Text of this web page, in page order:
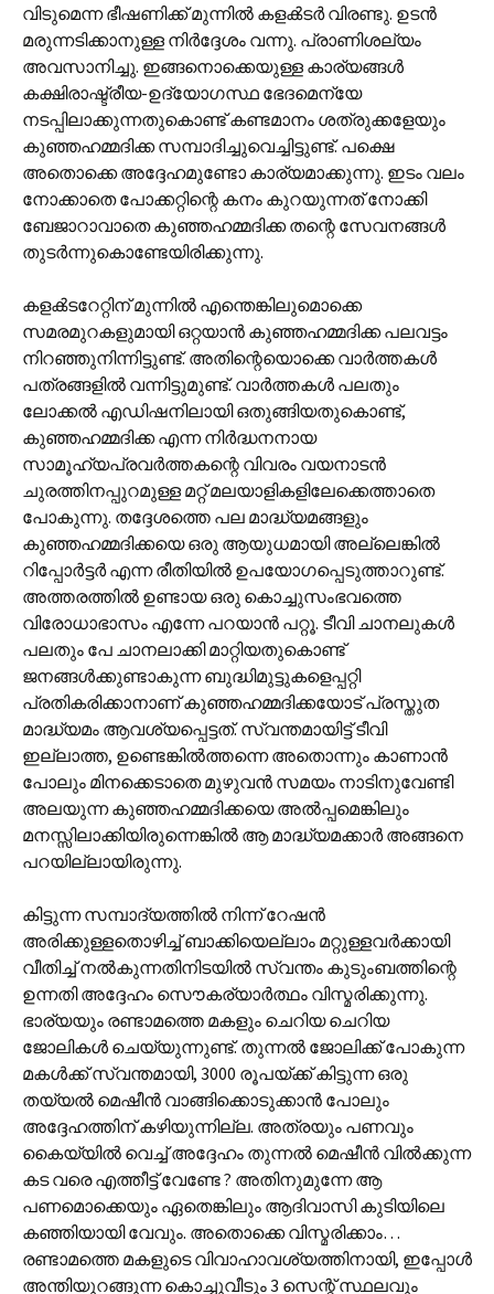
വിടുമെന്ന ഭീഷണിക്ക് മുന്നില്‍ കളക്‍ടര്‍ വിരണ്ടു. ഉടന്‍
മരുന്നടിക്കാനുള്ള നിര്‍ദ്ദേശം വന്നു. പ്രാണിശല്യം
അവസാനിച്ചു. ഇങ്ങനൊക്കെയുള്ള കാര്യങ്ങള്‍
കക്ഷിരാഷ്ട്രീയ-ഉദ്യോഗസ്ഥ ഭേദമെന്യേ
നടപ്പിലാക്കുന്നതുകൊണ്ട് കണ്ടമാനം ശത്രുക്കളേയും
കുഞ്ഞഹമ്മദിക്ക സമ്പാദിച്ചുവെച്ചിട്ടുണ്ട്. പക്ഷെ
അതൊക്കെ അദ്ദേഹമുണ്ടോ കാര്യമാക്കുന്നു. ഇടം വലം
നോക്കാതെ പോക്കറ്റിന്റെ കനം കുറയുന്നത് നോക്കി
ബേജാറാവാതെ കുഞ്ഞഹമ്മദിക്ക തന്റെ സേവനങ്ങള്‍
തുടര്‍ന്നുകൊണ്ടേയിരിക്കുന്നു.
കളക്‍ടറേറ്റിന് മുന്നില്‍ എന്തെങ്കിലുമൊക്കെ
സമരമുറകളുമായി ഒറ്റയാന്‍ കുഞ്ഞഹമ്മദിക്ക പലവട്ടം
നിറഞ്ഞുനിന്നിട്ടുണ്ട്. അതിന്റെയൊക്കെ വാര്‍ത്തകള്‍
പത്രങ്ങളില്‍ വന്നിട്ടുമുണ്ട്. വാര്‍ത്തകള്‍ പലതും
ലോക്കല്‍ എഡിഷനിലായി ഒതുങ്ങിയതുകൊണ്ട്,
കുഞ്ഞഹമ്മദിക്ക എന്ന നിര്‍ദ്ധനനായ
സാമൂഹ്യപ്രവര്‍ത്തകന്റെ വിവരം വയനാടന്‍
ചുരത്തിനപ്പുറമുള്ള മറ്റ് മലയാളികളിലേക്കെത്താതെ
പോകുന്നു. തദ്ദേശത്തെ പല മാദ്ധ്യമങ്ങളും
കുഞ്ഞഹമ്മദിക്കയെ ഒരു ആയുധമായി അല്ലെങ്കില്‍
റിപ്പോര്‍ട്ടര്‍ എന്ന രീതിയില്‍ ഉപയോഗപ്പെടുത്താറുണ്ട്.
അത്തരത്തില്‍ ഉണ്ടായ ഒരു കൊച്ചുസംഭവത്തെ
വിരോധാഭാസം എന്നേ പറയാന്‍ പറ്റൂ. ടീവി ചാനലുകള്‍
പലതും പേ ചാനലാക്കി മാറ്റിയതുകൊണ്ട്
ജനങ്ങള്‍ക്കുണ്ടാകുന്ന ബുദ്ധിമുട്ടുകളെപ്പറ്റി
പ്രതികരിക്കാനാണ് കുഞ്ഞഹമ്മദിക്കയോട് പ്രസ്തുത
മാദ്ധ്യമം ആവശ്യപ്പെട്ടത്. സ്വന്തമായിട്ട് ടീവി
ഇല്ലാത്ത, ഉണ്ടെങ്കില്‍ത്തന്നെ അതൊന്നും കാണാന്‍
പോലും മിനക്കെടാതെ മുഴുവന്‍ സമയം നാടിനുവേണ്ടി
അലയുന്ന കുഞ്ഞഹമ്മദിക്കയെ അല്‍പ്പമെങ്കിലും
മനസ്സിലാക്കിയിരുന്നെങ്കില്‍ ആ മാദ്ധ്യമക്കാര്‍ അങ്ങനെ
പറയില്ലായിരുന്നു.
കിട്ടുന്ന സമ്പാദ്യത്തില്‍ നിന്ന് റേഷന്‍
അരിക്കുള്ളതൊഴിച്ച് ബാക്കിയെല്ലാം മറ്റുള്ളവര്‍ക്കായി
വീതിച്ച് നല്‍കുന്നതിനിടയില്‍ സ്വന്തം കുടുംബത്തിന്റെ
ഉന്നതി അദ്ദേഹം സൌകര്യാര്‍ത്ഥം വിസ്മരിക്കുന്നു.
ഭാര്യയും രണ്ടാമത്തെ മകളും ചെറിയ ചെറിയ
ജോലികള്‍ ചെയ്യുന്നുണ്ട്. തുന്നല്‍ ജോലിക്ക് പോകുന്ന
മകള്‍ക്ക് സ്വന്തമായി, 3000 രൂപയ്ക്ക് കിട്ടുന്ന ഒരു
തയ്യല്‍ മെഷീന്‍ വാങ്ങിക്കൊടുക്കാന്‍ പോലും
അദ്ദേഹത്തിന് കഴിയുന്നില്ല. അത്രയും പണവും
കൈയ്യില്‍ വെച്ച് അദ്ദേഹം തുന്നല്‍ മെഷീന്‍ വില്‍ക്കുന്ന
കട വരെ എത്തീട്ട് വേണ്ടേ ? അതിനുമുന്നേ ആ
പണമൊക്കെയും ഏതെങ്കിലും ആദിവാസി കുടിയിലെ
കഞ്ഞിയായി വേവും. അതൊക്കെ വിസ്മരിക്കാം…
രണ്ടാമത്തെ മകളുടെ വിവാഹാവശ്യത്തിനായി, ഇപ്പോള്‍
അന്തിയുറങ്ങുന്ന കൊച്ചുവീടും 3 സെന്റ് സ്ഥലവും